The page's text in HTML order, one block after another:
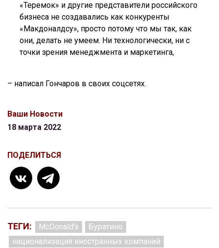
«Теремок» и другие представители российского
бизнеса не создавались как конкуренты
«Макдоналдсу», просто потому что мы так, как
они, делать не умеем. Ни технологически, ни с
точки зрения менеджмента и маркетинга,
– написал Гончаров в своих соцсетях.
Ваши Новости
18 марта 2022
ПОДЕЛИТЬСЯ
ТЕГИ: McDonald’s
Буратино
национализация иностранных компаний